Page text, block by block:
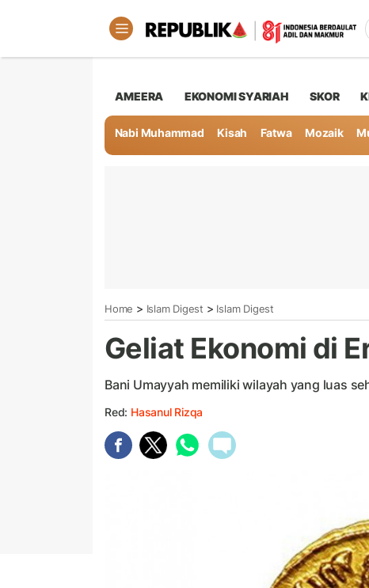
AMEERA EKONOMI SYARIAH SKOR
Nabi Muhammad Kisah Fatwa Mozaik
Home > Islam Digest > Islam Digest
Geliat Ekonomi di
Bani Umayyah memiliki wilayah yang luas
Red: Hasanul Rizqa